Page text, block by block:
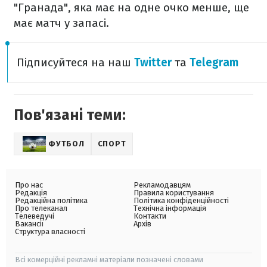
"Гранада", яка має на одне очко менше, ще
має матч у запасі.
Підписуйтеся на наш Twitterта Telegram
Пов'язані теми:
ФУТБОЛ СПОРТ
Про нас
Редакція
Редакційна політика
Про телеканал
Телеведучі
Вакансії
Структура власності
Рекламодавцям
Правила користування
Політика конфіденційності
Технічна інформація
Контакти
Архів
Всі комерційні рекламні матеріали позначені словами